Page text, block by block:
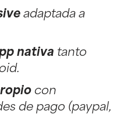
adaptada a
nativa tanto
con
de pago (paypal,